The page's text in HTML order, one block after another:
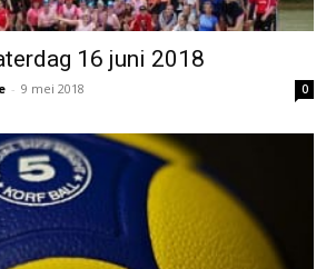
16 juni 2018
- 9 mei 2018 0